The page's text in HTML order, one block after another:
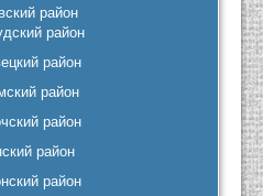
район
район
район
район
район
район
район